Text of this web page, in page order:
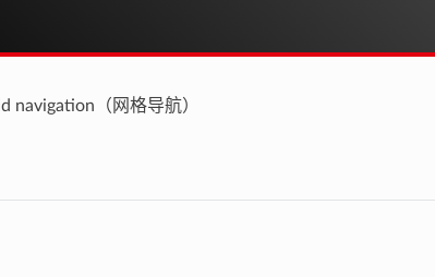
navigation（网格导航）